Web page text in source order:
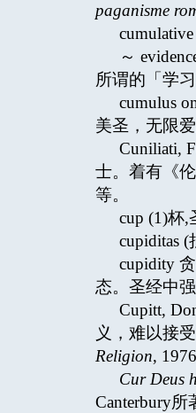
paganisme
～
所谓的「学
cumulus
美圣，无限爱
Cuniliati,
士。着有《
等。
cup (1)杯
cupiditas
cupidity
态。圣经中
Cupitt,
义，难以接
Religion,
Cur Deus
Canterbury